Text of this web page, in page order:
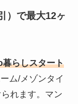
）で最大12ヶ
暮らしスタート
ム/メゾンタイ
れます。マン